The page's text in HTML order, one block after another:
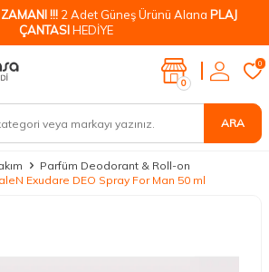
!!! 2 Adet Güneş Ürünü Alana PLAJ
ÇANTASIHEDİYE
ARA
0
0
Parfüm Deodorant & Roll-on
Exudare DEO Spray For Man 50 ml